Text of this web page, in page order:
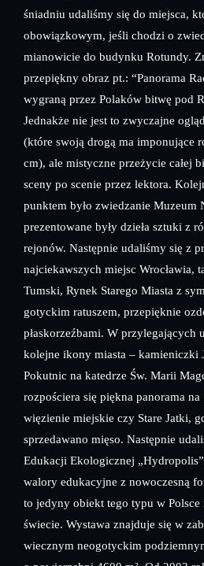
śniadniu udaliśmy się do miejsca,
obowiązkowym, jeśli chodzi o
mianowicie do budynku Rotundy.
przepiękny obraz pt.: “Panorama
wygraną przez Polaków bitwę pod
Jednakże nie jest to zwyczajne
(które swoją drogą ma imponujące
cm), ale mistyczne przeżycie całej
sceny po scenie przez lektora.
punktem było zwiedzanie Muzeum
prezentowane były dzieła sztuki z
rejonów. Następnie udaliśmy się z
najciekawszych miejsc Wrocławia,
Tumski, Rynek Starego Miasta z
gotyckim ratuszem, przepięknie
płaskorzeźbami. W przylegających
kolejne ikony miasta – kamieniczki
Pokutnic na katedrze Św. Marii
rozpościera się piękna panorama
więzienie miejskie czy Stare Jatki,
sprzedawano mięso. Następnie
Edukacji Ekologicznej
walory edukacyjne z nowoczesną
to jedyny obiekt tego typu w
świecie. Wystawa znajduje się w
wiecznym neogotyckim